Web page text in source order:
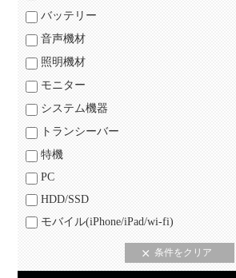
バッテリー
音声機材
照明機材
モニター
システム機器
トランシーバー
特機
PC
HDD/SSD
モバイル(iPhone/iPad/wi-fi)